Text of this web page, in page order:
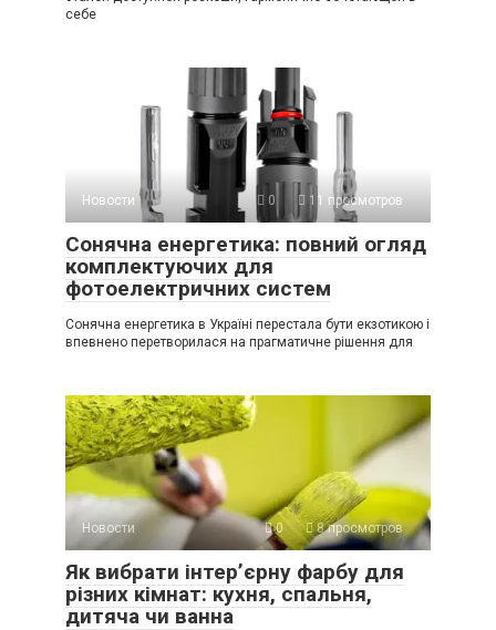
себе
Новости 0 11 просмотров
Сонячна енергетика: повний огляд
комплектуючих для
фотоелектричних систем
Сонячна енергетика в Україні перестала бути екзотикою і
впевнено перетворилася на прагматичне рішення для
Новости 0 8 просмотров
Як вибрати інтер’єрну фарбу для
різних кімнат: кухня, спальня,
дитяча чи ванна